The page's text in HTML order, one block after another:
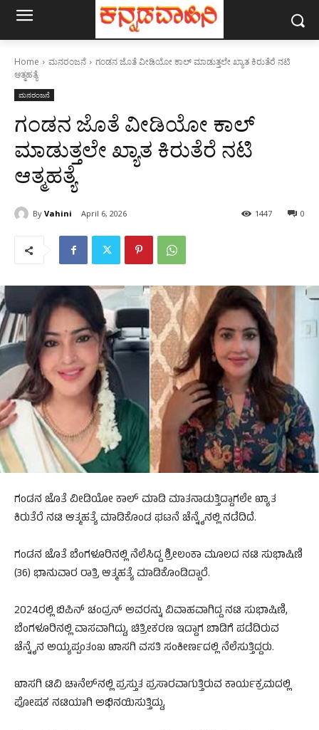
Home ಮನರಂಜನೆ
ಗಂಡನ ಜೊತೆ ವೀಡಿಯೋ ಕಾಲ್ ಮಾಡುತ್ತಲೇ ಖ್ಯಾತ ಕಿರುತೆರೆ ನಟಿ
ಆತ್ಮಹತ್ಯೆ
ಮನರಂಜನೆ
ಗಂಡನ ಜೊತೆ ವೀಡಿಯೋ ಕಾಲ್
ಮಾಡುತ್ತಲೇ ಖ್ಯಾತ ಕಿರುತೆರೆ ನಟಿ
ಆತ್ಮಹತ್ಯೆ
By Vahini April 6, 2026 0
1447
ಗಂಡನ ಜೊತೆ ವೀಡಿಯೋ ಕಾಲ್ ಮಾಡಿ ಮಾತನಾಡುತ್ತಿದ್ದಾಗಲೇ ಖ್ಯಾತ
ಕಿರುತೆರೆ ನಟಿ ಆತ್ಮಹತ್ಯೆ ಮಾಡಿಕೊಂಡ ಘಟನೆ ಚೆನ್ನೈನಲ್ಲಿ ನಡೆದಿದೆ.
ಗಂಡನ ಜೊತೆ ಬೆಂಗಳೂರಿನಲ್ಲಿ ನೆಲೆಸಿದ್ದ ಶ್ರೀಲಂಕಾ ಮೂಲದ ನಟಿ ಸುಭಾಷಿಣಿ
(36) ಭಾನುವಾರ ರಾತ್ರಿ ಆತ್ಮಹತ್ಯೆ ಮಾಡಿಕೊಂಡಿದ್ದಾರೆ.
2024ರಲ್ಲಿ ಬಿಪಿನ್ ಚಂದ್ರನ್ ಅವರನ್ನು ವಿವಾಹವಾಗಿದ್ದ ನಟಿ ಸುಭಾಷಿಣಿ,
ಬೆಂಗಳೂರಿನಲ್ಲಿ ವಾಸವಾಗಿದ್ದು, ಚಿತ್ರೀಕರಣ ಇದ್ದಾಗ ಬಾಡಿಗೆ ಪಡೆದಿರುವ
ಚೆನ್ನೈನ ಅಯ್ಯಪ್ಪಂತಂಖ ಖಾಸಗಿ ವಸತಿ ಸಂಕೀರ್ಣದಲ್ಲಿ ನೆಲೆಸುತ್ತಿದ್ದರು.
ಖಾಸಗಿ ಟಿವಿ ಚಾನೆಲ್‌ನಲ್ಲಿ ಪ್ರಸ್ತುತ ಪ್ರಸಾರವಾಗುತ್ತಿರುವ ಕಾರ್ಯಕ್ರಮದಲ್ಲಿ
ಪೋಷಕ ನಟಿಯಾಗಿ ಅಭಿನಯಿಸುತ್ತಿದ್ದು,